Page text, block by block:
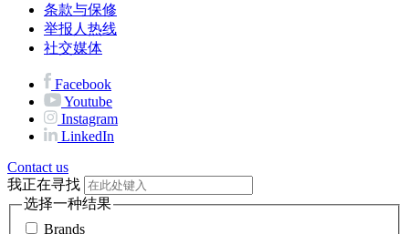
条款与保修
举报人热线
社交媒体
Facebook
Youtube
Instagram
LinkedIn
Contact us
我正在寻找
选择一种结果
Brands